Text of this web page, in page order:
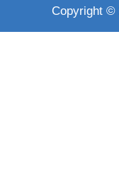
Copyright ©